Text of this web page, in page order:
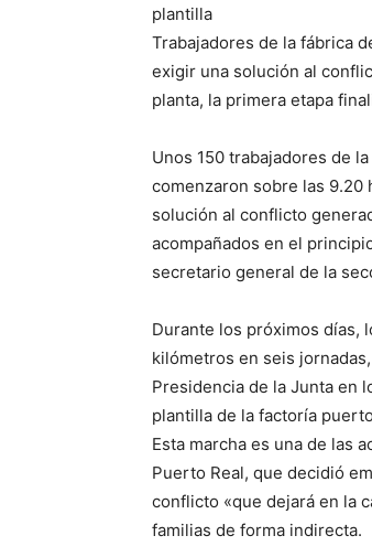
plantilla
Trabajadores de la fábrica
exigir una solución al
planta, la primera etapa
Unos 150 trabajadores de
comenzaron sobre las 9.20
solución al conflicto
acompañados en el
secretario general de la
Durante los próximos días,
kilómetros en seis
Presidencia de la Junta en
plantilla de la factoría
Esta marcha es una de las
Puerto Real, que decidió
conflicto «que dejará en la
familias de forma indirecta.